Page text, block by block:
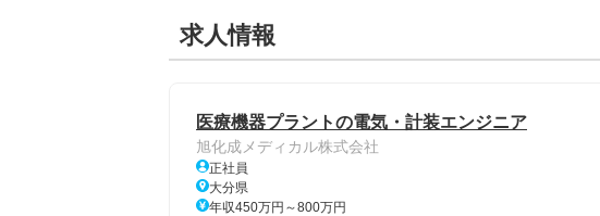
求人情報
医療機器プラントの電気・計装エンジニア
旭化成メディカル株式会社
正社員
大分県
年収450万円～800万円